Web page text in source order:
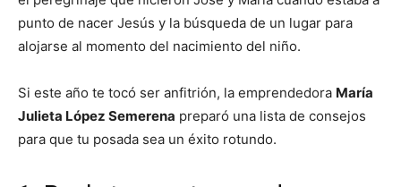
punto de nacer Jesús y la búsqueda de un lugar para
alojarse al momento del nacimiento del niño.
Si este año te tocó ser anfitrión, la emprendedora María
Julieta López Semerena preparó una lista de consejos
para que tu posada sea un éxito rotundo.